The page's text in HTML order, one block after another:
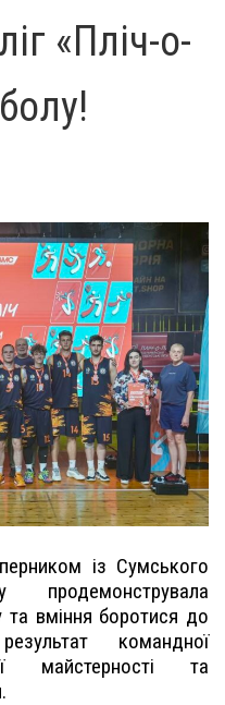
«Пліч-о-
із Сумського
продемонструвала
та вміння боротися до
командної
майстерності та